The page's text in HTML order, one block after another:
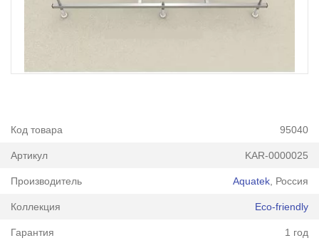
Код товара 95040
Артикул KAR-0000025
Производитель Aquatek , Россия
Коллекция Eco-friendly
Гарантия 1 год